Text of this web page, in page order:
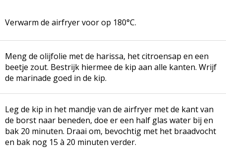
Verwarm de airfryer voor op 180°C.
Meng de olijfolie met de harissa, het citroensap en een
beetje zout. Bestrijk hiermee de kip aan alle kanten. Wrijf
de marinade goed in de kip.
Leg de kip in het mandje van de airfryer met de kant van
de borst naar beneden, doe er een half glas water bij en
bak 20 minuten. Draai om, bevochtig met het braadvocht
en bak nog 15 à 20 minuten verder.